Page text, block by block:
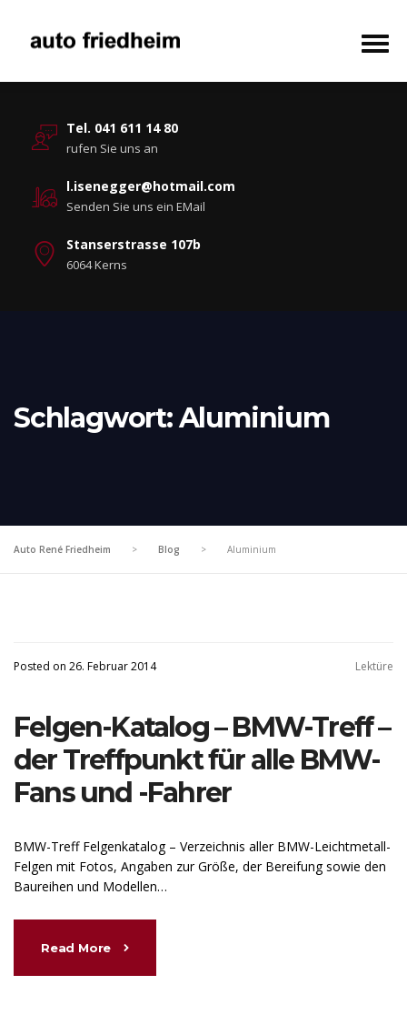
Tel. 041 611 14 80
rufen Sie uns an
l.isenegger@hotmail.com
Senden Sie uns ein EMail
Stanserstrasse 107b
6064 Kerns
Schlagwort:Aluminium
Auto René Friedheim > Blog > Aluminium
Posted on 26. Februar 2014 Lektüre
Felgen-Katalog – BMW-Treff –
der Treffpunkt für alle BMW-
Fans und -Fahrer
BMW-Treff Felgenkatalog – Verzeichnis aller BMW-Leichtmetall-
Felgen mit Fotos, Angaben zur Größe, der Bereifung sowie den
Baureihen und Modellen…
Read More